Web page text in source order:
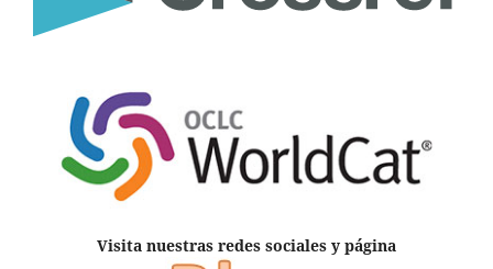
Visita nuestras redes sociales y página